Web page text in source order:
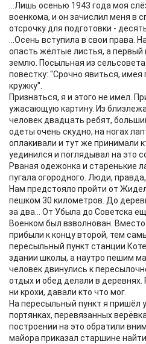
...Лишь осенью 1943 года моя
военкома, и он зачислил меня в
отсрочку для подготовки - десять
...Осень вступила в свои права.
опасть жёлтые листья, а первый
землю. Посыльная из
повестку: "Срочно явиться, имея
кружку".
Признаться, я и этого не имел.
ужасающую картину. Из
человек двадцать ребят,
одеты очень скудно, на ногах
оплакивали и тут же принимали
уединился и поглядывал на это
Рваная одежонка и старенькие
пугала огородного. Люди,
Нам предстояло пройти от
пешком 30 километров. До
за два... От Убыла до Советска
Военком был взволнован.
прибыли к концу второй, тем
пересыльный пункт станции
здании школы, а наутро пешим
человек двинулись к
отдых и обед делали в деревнях.
ни крохи, давали кто что мог.
На пересыльный пункт я пришёл
портянках, перевязанных
построении на это обратили
майора приказал старшине